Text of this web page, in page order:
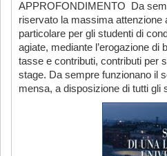
APPROFONDIMENTO Da
riservato la massima attenzione
particolare per gli studenti di
agiate, mediante l’erogazione di
tasse e contributi, contributi per
stage. Da sempre funzionano il
mensa, a disposizione di tutti gli